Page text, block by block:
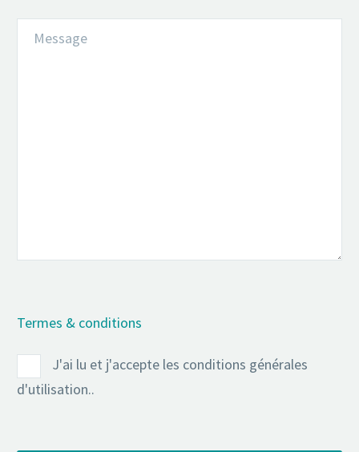
Termes & conditions
J'ai lu et j'accepte les conditions générales
d'utilisation..